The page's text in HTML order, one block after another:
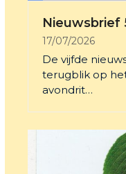
Nieuwsbrief
17/07/2026
De vijfde
terugblik op
avondrit…